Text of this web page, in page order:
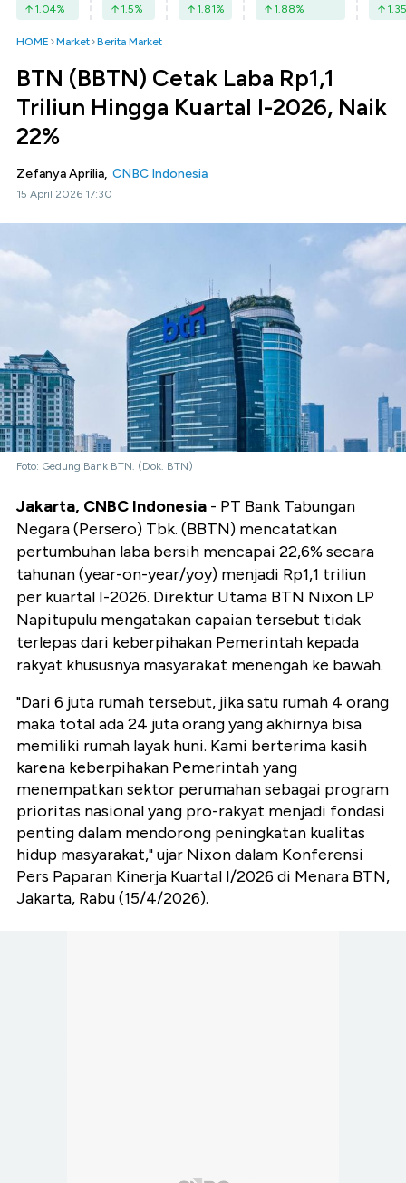
1.04% 1.5% 1.81% 1.88% 1.35
HOME Market Berita Market
BTN (BBTN) Cetak Laba Rp1,1
Triliun Hingga Kuartal I-2026, Naik
22%
Zefanya Aprilia, CNBC Indonesia
15 April 2026 17:30
Foto: Gedung Bank BTN. (Dok. BTN)
Jakarta, CNBC Indonesia - PT Bank Tabungan
Negara (Persero) Tbk. (BBTN) mencatatkan
pertumbuhan laba bersih mencapai 22,6% secara
tahunan (year-on-year/yoy) menjadi Rp1,1 triliun
per kuartal I-2026. Direktur Utama BTN Nixon LP
Napitupulu mengatakan capaian tersebut tidak
terlepas dari keberpihakan Pemerintah kepada
rakyat khususnya masyarakat menengah ke bawah.
"Dari 6 juta rumah tersebut, jika satu rumah 4 orang
maka total ada 24 juta orang yang akhirnya bisa
memiliki rumah layak huni. Kami berterima kasih
karena keberpihakan Pemerintah yang
menempatkan sektor perumahan sebagai program
prioritas nasional yang pro-rakyat menjadi fondasi
penting dalam mendorong peningkatan kualitas
hidup masyarakat," ujar Nixon dalam Konferensi
Pers Paparan Kinerja Kuartal I/2026 di Menara BTN,
Jakarta, Rabu (15/4/2026).